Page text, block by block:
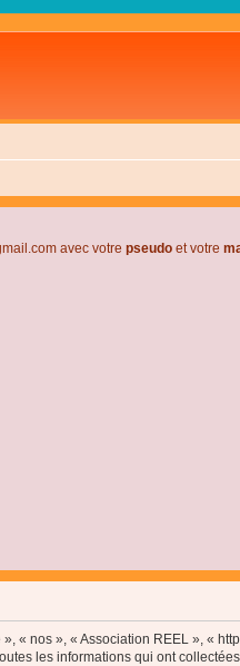
avec votre pseudo et votre
« nos », « Association REEL », «
les informations qui ont